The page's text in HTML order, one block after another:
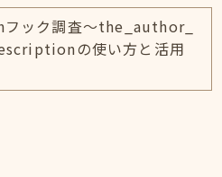
ック調査～the_author_
の使い方と活用